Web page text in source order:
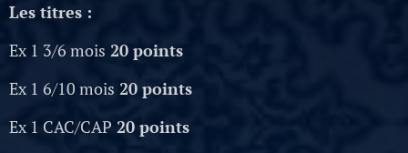
Les titres :
Ex 1 3/6 mois 20 points
Ex 1 6/10 mois 20 points
Ex 1 CAC/CAP 20 points